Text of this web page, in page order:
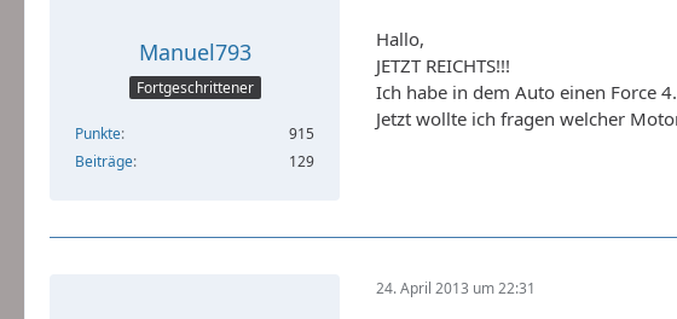
Manuel793
Fortgeschrittener
Punkte
915
Beiträge
129
Hallo,
JETZT REICHTS!!!
Ich habe in dem Auto einen Force
Jetzt wollte ich fragen welcher
24. April 2013 um 22:31